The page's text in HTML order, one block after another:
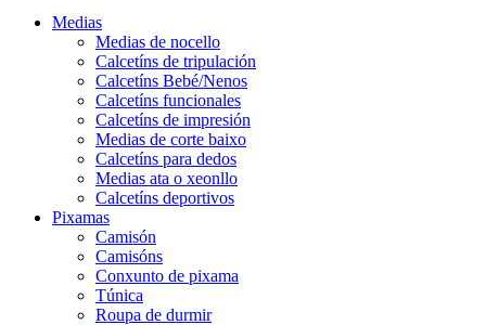
Medias
Medias de nocello
Calcetíns de tripulación
Calcetíns Bebé/Nenos
Calcetíns funcionales
Calcetíns de impresión
Medias de corte baixo
Calcetíns para dedos
Medias ata o xeonllo
Calcetíns deportivos
Pixamas
Camisón
Camisóns
Conxunto de pixama
Túnica
Roupa de durmir